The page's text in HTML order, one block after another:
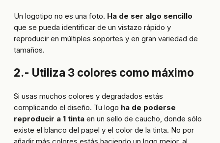
Un logotipo no es una foto. Ha de ser algo sencillo
que se pueda identificar de un vistazo rápido y
reproducir en múltiples soportes y en gran variedad de
tamaños.
2.- Utiliza 3 colores como máximo
Si usas muchos colores y degradados estás
complicando el diseño. Tu logo ha de poderse
reproducir a 1 tinta en un sello de caucho, donde sólo
existe el blanco del papel y el color de la tinta. No por